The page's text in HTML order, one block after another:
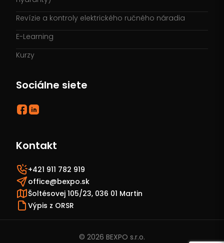
Revízie a kontroly elektrického ručného náradia
E-Learning
Kurzy
Sociálne siete
Kontakt
+421 911 782 919
office@bexpo.sk
Šoltésovej 105/23, 036 01 Martin
Výpis z ORSR
© 2026 BEXPO s.r.o.